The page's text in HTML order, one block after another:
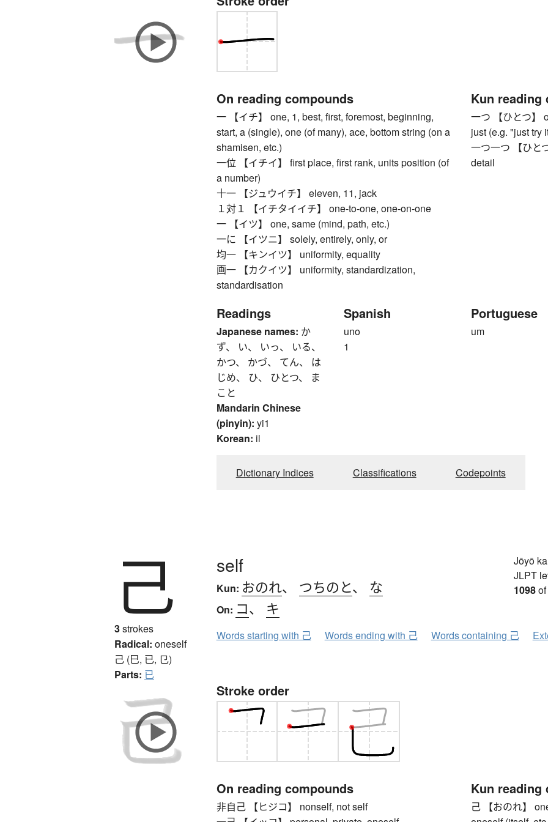
On reading compounds
一 【イチ】 one, 1, best, first, foremost, beginning,
start, a (single), one (of many), ace, bottom string (on a
shamisen, etc.)
一位 【イチイ】 first place, first rank, units position (of
a number)
十一 【ジュウイチ】 eleven, 11, jack
１対１ 【イチタイイチ】 one-to-one, one-on-one
一 【イツ】 one, same (mind, path, etc.)
一に 【イツニ】 solely, entirely, only, or
均一 【キンイツ】 uniformity, equality
画一 【カクイツ】 uniformity, standardization,
standardisation
Kun reading
一つ 【ひとつ】
just (e.g. "just try
一つ一つ 【ひと
detail
Readings
Japanese names: か
ず、 い、 いっ、 いる、
かつ、 かづ、 てん、 は
じめ、 ひ、 ひとつ、 ま
こと
Mandarin Chinese
(pinyin): yi1
Korean: il
Spanish
uno
1
Portuguese
um
Dictionary Indices Classifications Codepoints
己
3strokes
Radical: oneself
己 (巳, 已, 㔾)
Parts: 已
self
Kun: おのれ、 つちのと、 な
On: コ、 キ
Jōyō
JLPT
1098of
Words starting with 己 Words ending with 己 Words containing 己
Stroke order
On reading compounds
非自己 【ヒジコ】 nonself, not self
Kun reading
己 【おのれ】